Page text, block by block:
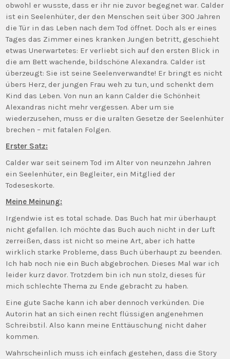
obwohl er wusste, dass er ihr nie zuvor begegnet war. Calder
ist ein Seelenhüter, der den Menschen seit über 300 Jahren
die Tür in das Leben nach dem Tod öffnet. Doch als er eines
Tages das Zimmer eines kranken Jungen betritt, geschieht
etwas Unerwartetes: Er verliebt sich auf den ersten Blick in
die am Bett wachende, bildschöne Alexandra. Calder ist
überzeugt: Sie ist seine Seelenverwandte! Er bringt es nicht
übers Herz, der jungen Frau weh zu tun, und schenkt dem
Kind das Leben. Von nun an kann Calder die Schönheit
Alexandras nicht mehr vergessen. Aber um sie
wiederzusehen, muss er die uralten Gesetze der Seelenhüter
brechen – mit fatalen Folgen.
Erster Satz:
Calder war seit seinem Tod im Alter von neunzehn Jahren
ein Seelenhüter, ein Begleiter, ein Mitglied der
Todeseskorte.
Meine Meinung:
Irgendwie ist es total schade. Das Buch hat mir überhaupt
nicht gefallen. Ich möchte das Buch auch nicht in der Luft
zerreißen, dass ist nicht so meine Art, aber ich hatte
wirklich starke Probleme, dass Buch überhaupt zu beenden.
Ich hab noch nie ein Buch abgebrochen. Dieses Mal war ich
leider kurz davor. Trotzdem bin ich nun stolz, dieses für
mich schlechte Thema zu Ende gebracht zu haben.
Eine gute Sache kann ich aber dennoch verkünden. Die
Autorin hat an sich einen recht flüssigen angenehmen
Schreibstil. Also kann meine Enttäuschung nicht daher
kommen.
Wahrscheinlich muss ich einfach gestehen, dass die Story